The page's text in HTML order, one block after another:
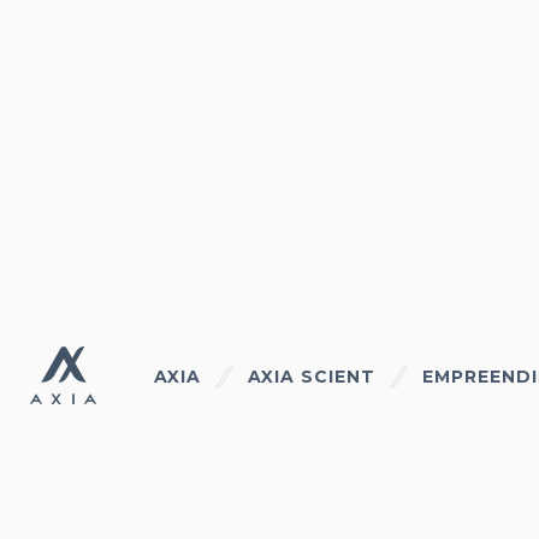
AXIA AXIA SCIENT